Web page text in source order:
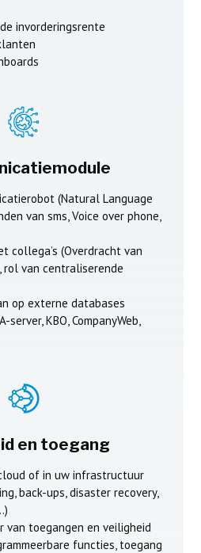
invorderingsrente
(Natural Language
van sms, Voice over phone,
collega’s (Overdracht van
rol van centraliserende
op externe databases
KBO, CompanyWeb,
en toegang
of in uw infrastructuur
back-ups, disaster recovery,
van toegangen en veiligheid
functies, toegang